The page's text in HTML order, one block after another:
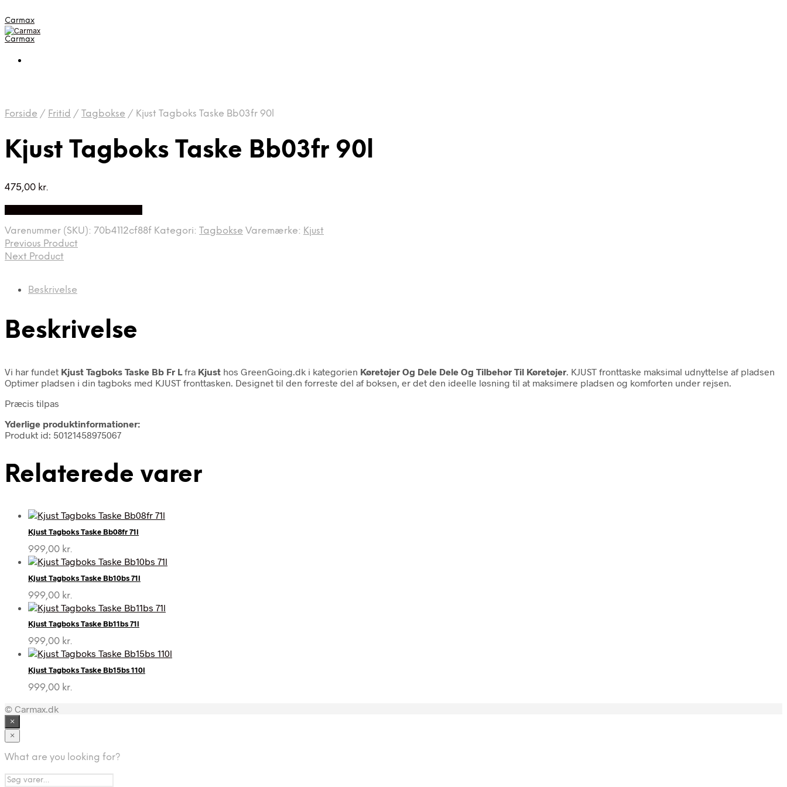
Carmax
Carmax
Forside / Fritid / Tagbokse / Kjust Tagboks Taske Bb03fr 90l
Kjust Tagboks Taske Bb03fr 90l
475,00 kr.
Varenummer (SKU): 70b4112cf88f Kategori: Tagbokse Varemærke: Kjust
Previous Product
Next Product
Beskrivelse
Beskrivelse
Vi har fundet Kjust Tagboks Taske Bb Fr L fra Kjust hos GreenGoing.dk i kategorien Køretøjer Og Dele Dele Og Tilbehør Til Køretøjer . KJUST fronttaske maksimal udnyttelse af pladsen
Optimer pladsen i din tagboks med KJUST fronttasken. Designet til den forreste del af boksen, er det den ideelle løsning til at maksimere pladsen og komforten under rejsen.
Præcis tilpas
Yderlige produktinformationer:
Produkt id: 50121458975067
Relaterede varer
Kjust Tagboks Taske Bb08fr 71l
999,00 kr.
Kjust Tagboks Taske Bb10bs 71l
999,00 kr.
Kjust Tagboks Taske Bb11bs 71l
999,00 kr.
Kjust Tagboks Taske Bb15bs 110l
999,00 kr.
© Carmax.dk
×
×
What are you looking for?